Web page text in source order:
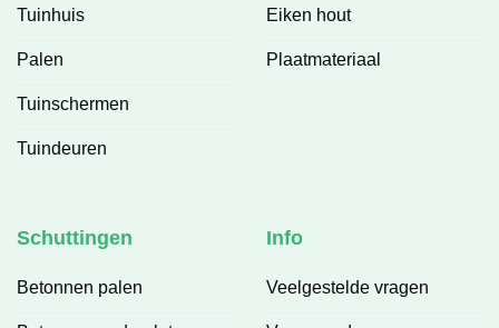
Tuinhuis
Palen
Tuinschermen
Tuindeuren
Eiken hout
Plaatmateriaal
Schuttingen
Betonnen palen
Info
Veelgestelde vragen